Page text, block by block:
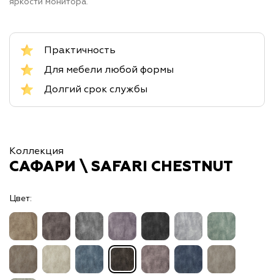
Практичность
Для мебели любой формы
Долгий срок службы
Коллекция
САФАРИ \ SAFARI CHESTNUT
Цвет: